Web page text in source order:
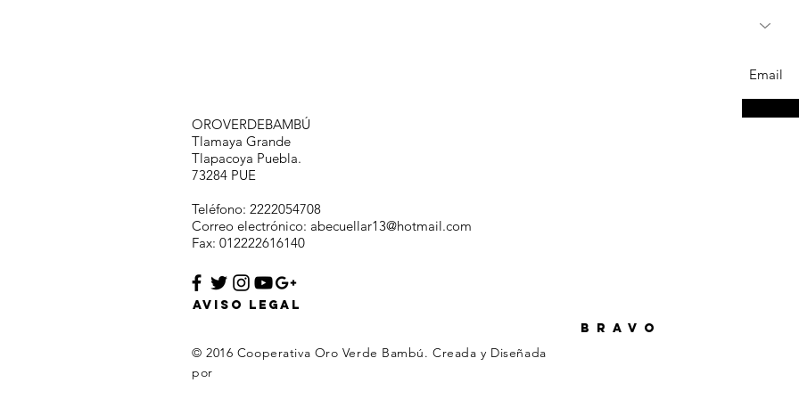
OROVERDEBAMBÚ
Tlamaya Grande
Tlapacoya Puebla.
73284 PUE
Teléfono: 2222054708
Correo electrónico: abecuellar13@hotmail.com
Fax: 012222616140
AVISO LEGAL
© 2016 Cooperativa Oro Verde Bambú. Creada y Diseñada
por
B R A V O